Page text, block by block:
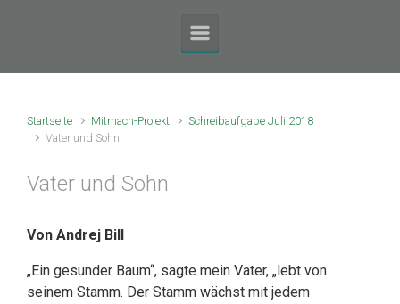
Startseite Mitmach-Projekt
Schreibaufgabe Juli 2018
Vater und Sohn
Vater und Sohn
Von Andrej Bill
„Ein gesunder Baum“, sagte mein Vater, „lebt von
seinem Stamm. Der Stamm wächst mit jedem